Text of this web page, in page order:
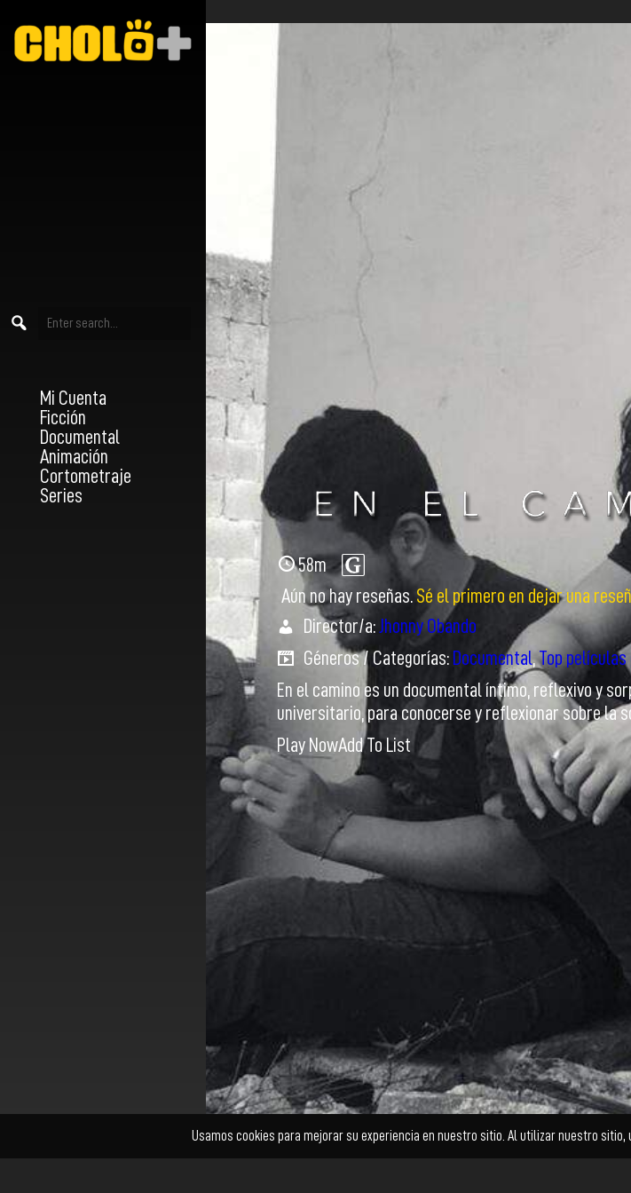
Mi Cuenta
Ficción
Documental
Animación
Cortometraje
Series
58m
Aún no hay reseñas. Sé el primero en dejar una
Director/a:Jhonny Obando
Géneros / Categorías: Documental,Top
En el camino es un documental íntimo, reflexivo y
universitario, para conocerse y reflexionar sobre la
Play NowAdd To List